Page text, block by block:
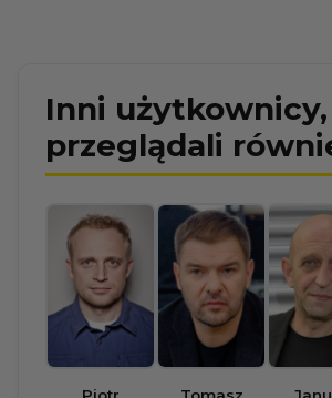
Inni użytkownicy,
przeglądali
Piotr
Tomasz